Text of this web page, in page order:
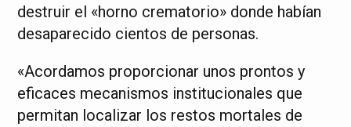
destruir el «horno crematorio» donde habían
desaparecido cientos de personas.
«Acordamos proporcionar unos prontos y
eficaces mecanismos institucionales que
permitan localizar los restos mortales de